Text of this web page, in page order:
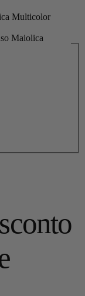
Multicolor